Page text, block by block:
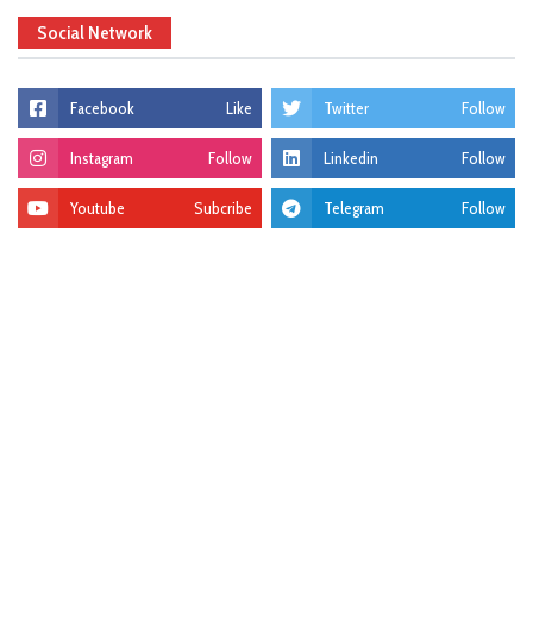
Social Network
Facebook Like Twitter Follow
Instagram Follow Linkedin Follow
Youtube Subcribe Telegram Follow